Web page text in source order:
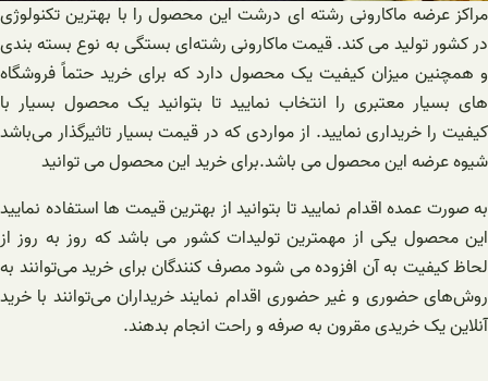
مراکز عرضه ماکارونی رشته ای درشت این محصول را با بهترین تکنولوژی
در کشور تولید می کند. قیمت ماکارونی رشته‌ای بستگی به نوع بسته بندی
و همچنین میزان کیفیت یک محصول دارد که برای خرید حتماً فروشگاه
های بسیار معتبری را انتخاب نمایید تا بتوانید یک محصول بسیار با
کیفیت را خریداری نمایید. از مواردی که در قیمت بسیار تاثیرگذار می‌باشد
شیوه عرضه این محصول می باشد.برای خرید این محصول می توانید
به صورت عمده اقدام نمایید تا بتوانید از بهترین قیمت ها استفاده نمایید
این محصول یکی از مهمترین تولیدات کشور می باشد که روز به روز از
لحاظ کیفیت به آن افزوده می شود مصرف کنندگان برای خرید می‌توانند به
روش‌های حضوری و غیر حضوری اقدام نمایند خریداران می‌توانند با خرید
آنلاین یک خریدی مقرون به صرفه و راحت انجام بدهند.